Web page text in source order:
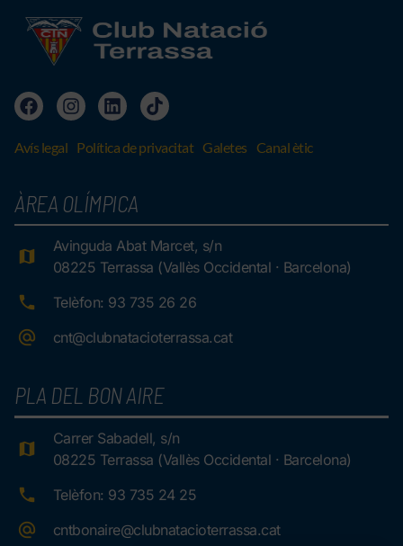
Avís legal Política de privacitat Galetes Canal ètic
ÀREA OLÍMPICA
Avinguda Abat Marcet, s/n
08225 Terrassa (Vallès Occidental · Barcelona)
Telèfon: 93 735 26 26
cnt@clubnatacioterrassa.cat
PLA DEL BON AIRE
Carrer Sabadell, s/n
08225 Terrassa (Vallès Occidental · Barcelona)
Telèfon: 93 735 24 25
cntbonaire@clubnatacioterrassa.cat